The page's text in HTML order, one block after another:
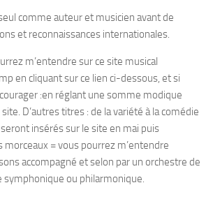
comme auteur et musicien avant de
et reconnaissances internationales.
m’entendre sur ce site musical
en cliquant sur ce lien ci-dessous, et si
:en réglant une somme modique
D’autres titres : de la variété à la comédie
seront insérés sur le site en mai puis
morceaux = vous pourrez m’entendre
accompagné et selon par un orchestre de
symphonique ou philarmonique.